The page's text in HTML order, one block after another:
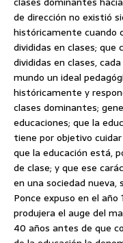
de dirección no existió
históricamente cuando
divididas en clases; que
divididas en clases,
mundo un ideal
históricamente y
clases dominantes;
educaciones; que la
tiene por objetivo
que la educación está,
de clase; y que ese
en una sociedad nueva,
Ponce expuso en el
produjera el auge del
40 años antes de que